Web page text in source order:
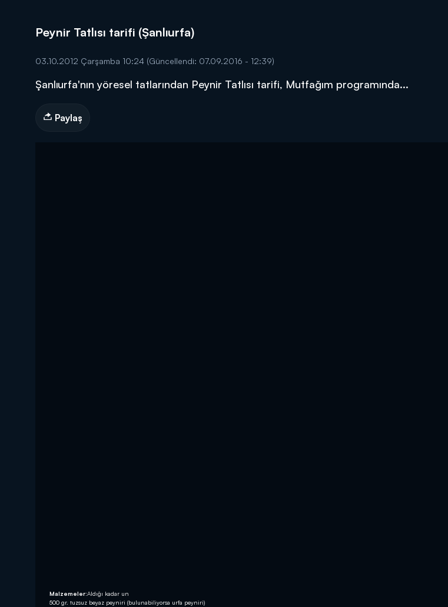
DİĞER SONUÇLAR
Peynir Tatlısı tarifi (Şanlıurfa)
03.10.2012 Çarşamba 10:24 (Güncellendi: 07.09.2016 - 12:39)
Şanlıurfa'nın yöresel tatlarından Peynir Tatlısı tarifi, Mutfağım programında...
Paylaş
Malzemeler:Aldığı kadar un
500 gr. tuzsuz beyaz peyniri (bulunabiliyorsa urfa peyniri)